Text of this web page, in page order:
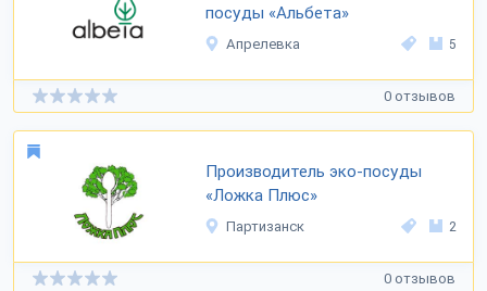
посуды «Альбета»
Апрелевка 5
0 отзывов
Производитель эко-посуды
«Ложка Плюс»
Партизанск 2
0 отзывов